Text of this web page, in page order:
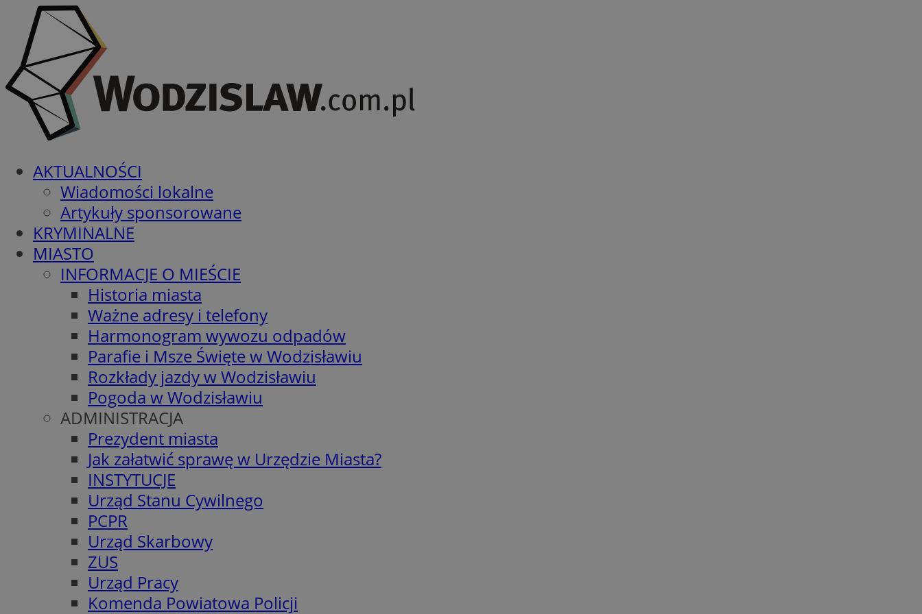
AKTUALNOŚCI
Wiadomości lokalne
Artykuły sponsorowane
KRYMINALNE
MIASTO
INFORMACJE O MIEŚCIE
Historia miasta
Ważne adresy i telefony
Harmonogram wywozu odpadów
Parafie i Msze Święte w Wodzisławiu
Rozkłady jazdy w Wodzisławiu
Pogoda w Wodzisławiu
ADMINISTRACJA
Prezydent miasta
Jak załatwić sprawę w Urzędzie Miasta?
INSTYTUCJE
Urząd Stanu Cywilnego
PCPR
Urząd Skarbowy
ZUS
Urząd Pracy
Komenda Powiatowa Policji